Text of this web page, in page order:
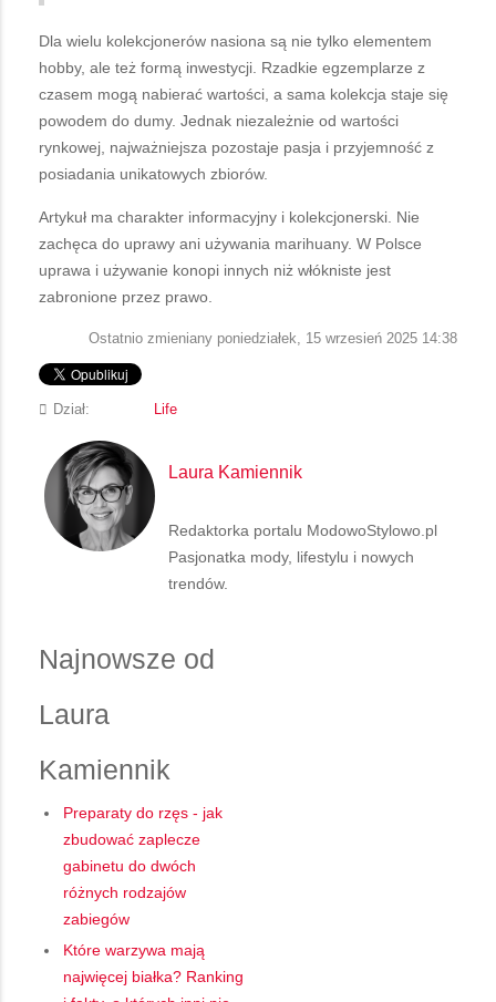
Dla wielu kolekcjonerów nasiona są nie tylko elementem
hobby, ale też formą inwestycji. Rzadkie egzemplarze z
czasem mogą nabierać wartości, a sama kolekcja staje się
powodem do dumy. Jednak niezależnie od wartości
rynkowej, najważniejsza pozostaje pasja i przyjemność z
posiadania unikatowych zbiorów.
Artykuł ma charakter informacyjny i kolekcjonerski. Nie
zachęca do uprawy ani używania marihuany. W Polsce
uprawa i używanie konopi innych niż włókniste jest
zabronione przez prawo.
Ostatnio zmieniany poniedziałek, 15 wrzesień 2025 14:38
Dział: Life
Laura Kamiennik
Redaktorka portalu ModowoStylowo.pl
Pasjonatka mody, lifestylu i nowych
trendów.
Najnowsze od
Laura
Kamiennik
Preparaty do rzęs - jak
zbudować zaplecze
gabinetu do dwóch
różnych rodzajów
zabiegów
Które warzywa mają
najwięcej białka? Ranking